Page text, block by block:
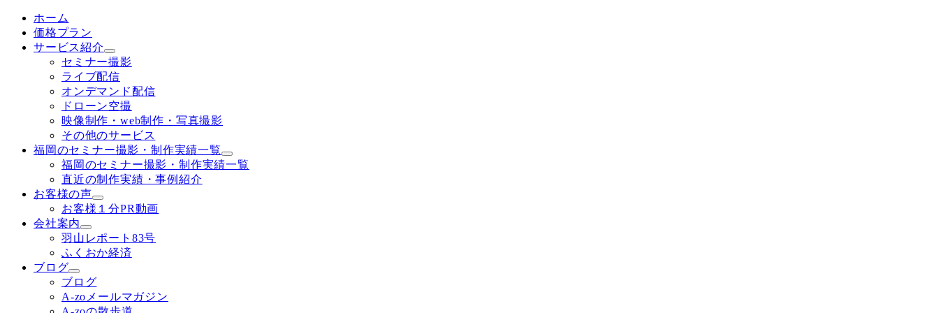
ホーム
価格プラン
サービス紹介
セミナー撮影
ライブ配信
オンデマンド配信
ドローン空撮
映像制作・web制作・写真撮影
その他のサービス
福岡のセミナー撮影・制作実績一覧
福岡のセミナー撮影・制作実績一覧
直近の制作実績・事例紹介
お客様の声
お客様１分PR動画
会社案内
羽山レポート83号
ふくおか経済
ブログ
ブログ
A-zoメールマガジン